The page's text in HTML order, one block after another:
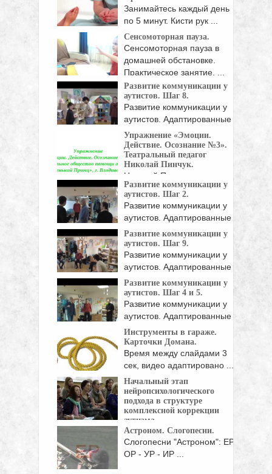
психологических ...Занимайтесь каждый день
по 5 минут. Кисти рук ...
Сенсомоторная пауза.
Сенсомоторная пауза в
домашней обстановке.
Практическое занятие. ...
Развитие коммуникации у
аутистов. Шаг 8.
Развитие коммуникации у
аутистов. Адаптированные
либо изобретённые ...
Упражнение «Эмоции.
Действие. Осознание №3».
Театральный педагог
Николай Пинчук.
Николай Пинчук,
театральный педагог: Итак.
На сей раз ...
Развитие коммуникации у
аутистов. Шаг 2.
Развитие коммуникации у
аутистов. Адаптированные
либо изобретённые ...
Развитие коммуникации у
аутистов. Шаг 9.
Развитие коммуникации у
аутистов. Адаптированные
либо изобретённые ...
Развитие коммуникации у
аутистов. Шаг 4 и 5.
Развитие коммуникации у
аутистов. Адаптированные
либо изобретённые ...
Инструменты в гараже.
Карточки Домана.
Время между слайдами 3
сек, видео адаптировано ...
Начальный этап
нейропсихологического
подхода в структуре
комплексной коррекции
аутизма.
Нейропсихология - это
область психологической науки, изучающая
...
Астроном. Слогопесни.
Слогопесни "Астроном": ЕР-
ОР - УР - ИР ...